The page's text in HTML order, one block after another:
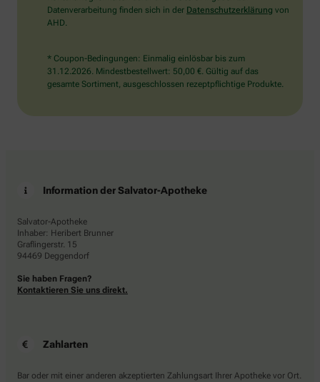
Datenverarbeitung finden sich in der Datenschutzerklärung von
AHD.
* Coupon-Bedingungen: Einmalig einlösbar bis zum
31.12.2026. Mindestbestellwert: 50,00 €. Gültig auf das
gesamte Sortiment, ausgeschlossen rezeptpflichtige Produkte.
Information der Salvator-Apotheke
Salvator-Apotheke
Inhaber: Heribert Brunner
Graflingerstr. 15
94469 Deggendorf
Sie haben Fragen?
Kontaktieren Sie uns direkt.
Zahlarten
Bar oder mit einer anderen akzeptierten Zahlungsart Ihrer Apotheke vor Ort.